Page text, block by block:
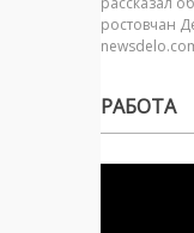
ростовчан
РАБОТА